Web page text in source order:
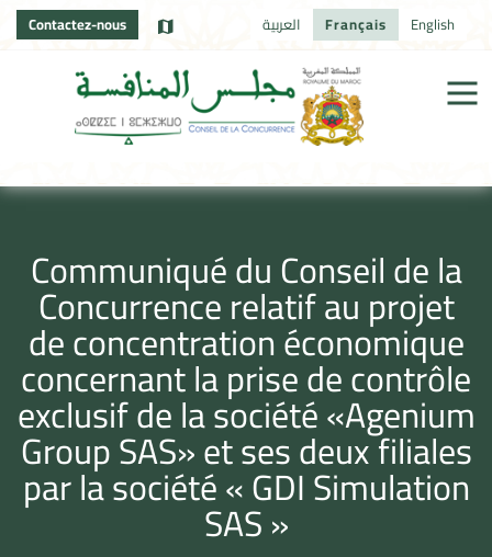
Contactez-nous العربية Français English
Communiqué du Conseil de la
Concurrence relatif au projet
de concentration économique
concernant la prise de contrôle
exclusif de la société «Agenium
Group SAS» et ses deux filiales
par la société « GDI Simulation
SAS »